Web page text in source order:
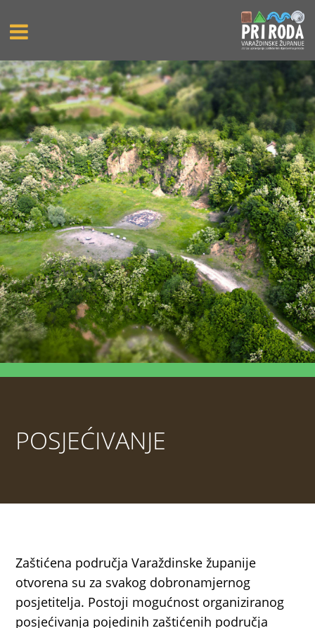
POSJEĆIVANJE
Zaštićena područja Varaždinske županije
otvorena su za svakog dobronamjernog
posjetitelja. Postoji mogućnost organiziranog
posjećivanja pojedinih zaštićenih područja